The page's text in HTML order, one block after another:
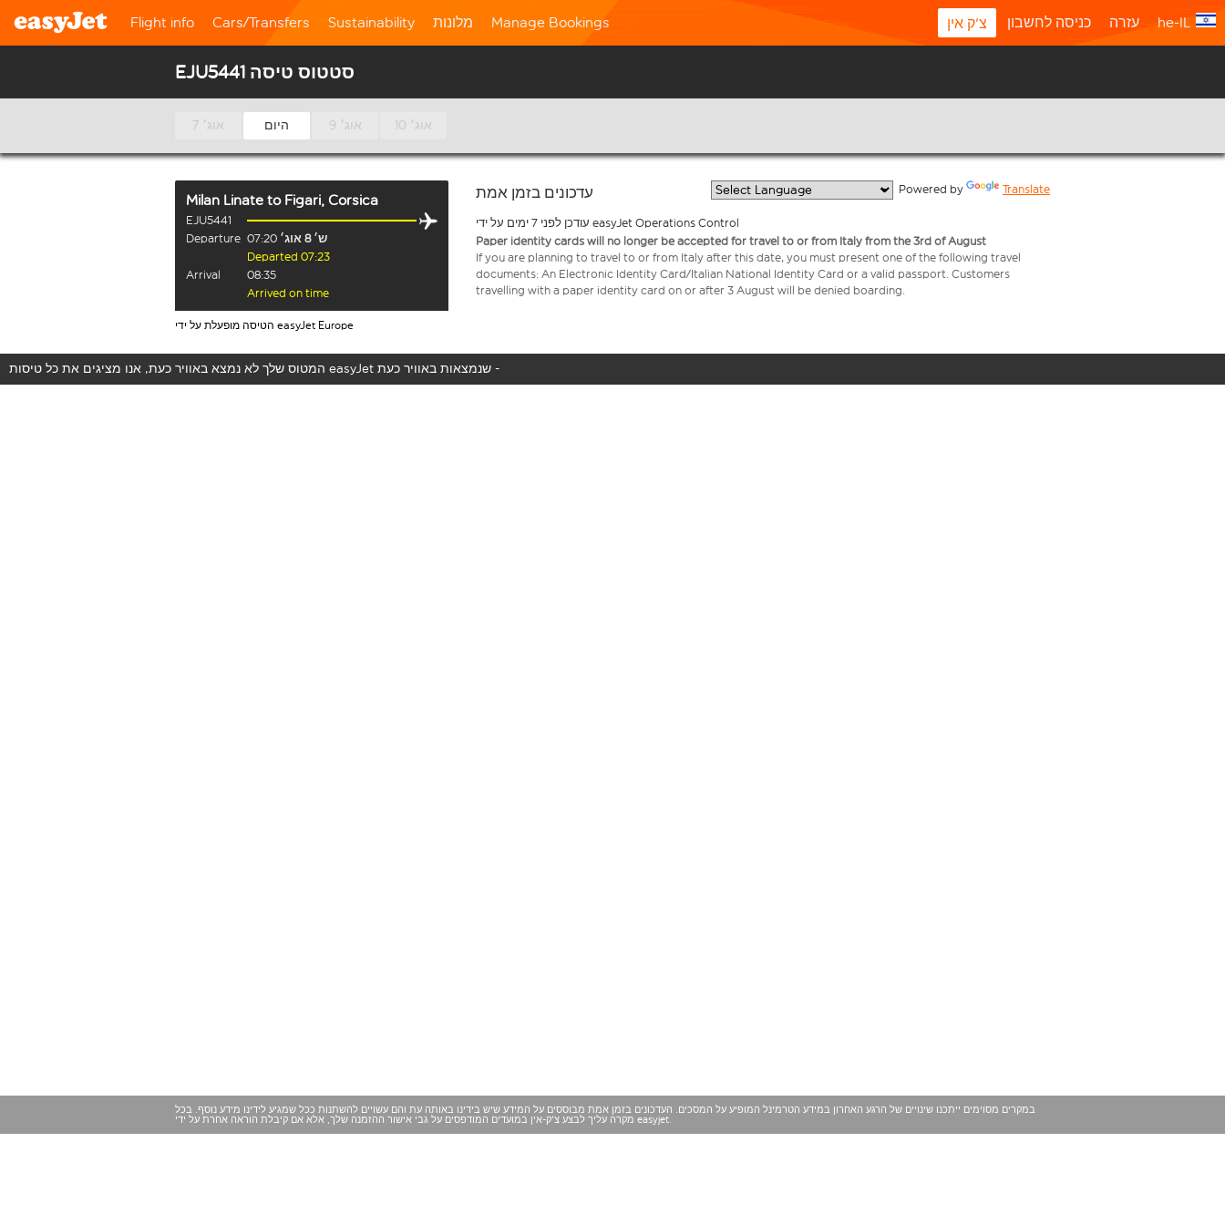
Flight info Cars/Transfers Sustainability מלונות Manage Bookings צ'ק אין כניסה לחשבון עזרה he-IL
EJU5441 סטטוס טיסה
7 אוג׳ היום 9 אוג׳ 10 אוג׳
Milan Linate to Figari, Corsica
EJU5441
Departure 07:20
ש׳ 8 אוג׳
Departed 07:23
Arrival
08:35
Arrived on time
הטיסה מופעלת על ידי easyJet Europe
עדכונים בזמן אמת Powered by Translate
עודכן לפני 7 ימים על ידי easyJet Operations Control
Paper identity cards will no longer be accepted for travel to or from Italy from the 3rd of August
If you are planning to travel to or from Italy after this date, you must present one of the following travel
documents: An Electronic Identity Card/Italian National Identity Card or a valid passport. Customers
travelling with a paper identity card on or after 3 August will be denied boarding.
המטוס שלך לא נמצא באוויר כעת, אנו מציגים את כל טיסות easyJet שנמצאות באוויר כעת -
במקרים מסוימים ייתכנו שינויים של הרגע האחרון במידע הטרמינל המופיע על המסכים. העדכונים בזמן אמת מבוססים על המידע שיש בידינו באותה עת והם עשויים להשתנות ככל שמגיע לידינו מידע נוסף. בכל
מקרה עליך לבצע צ'ק-אין במועדים המודפסים על גבי אישור ההזמנה שלך, אלא אם קיבלת הוראה אחרת על ידי easyjet.